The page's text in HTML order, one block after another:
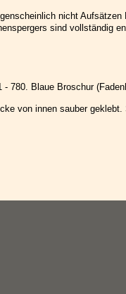
nicht Aufsätzen
sind vollständig
780. Blaue Broschur
von innen sauber